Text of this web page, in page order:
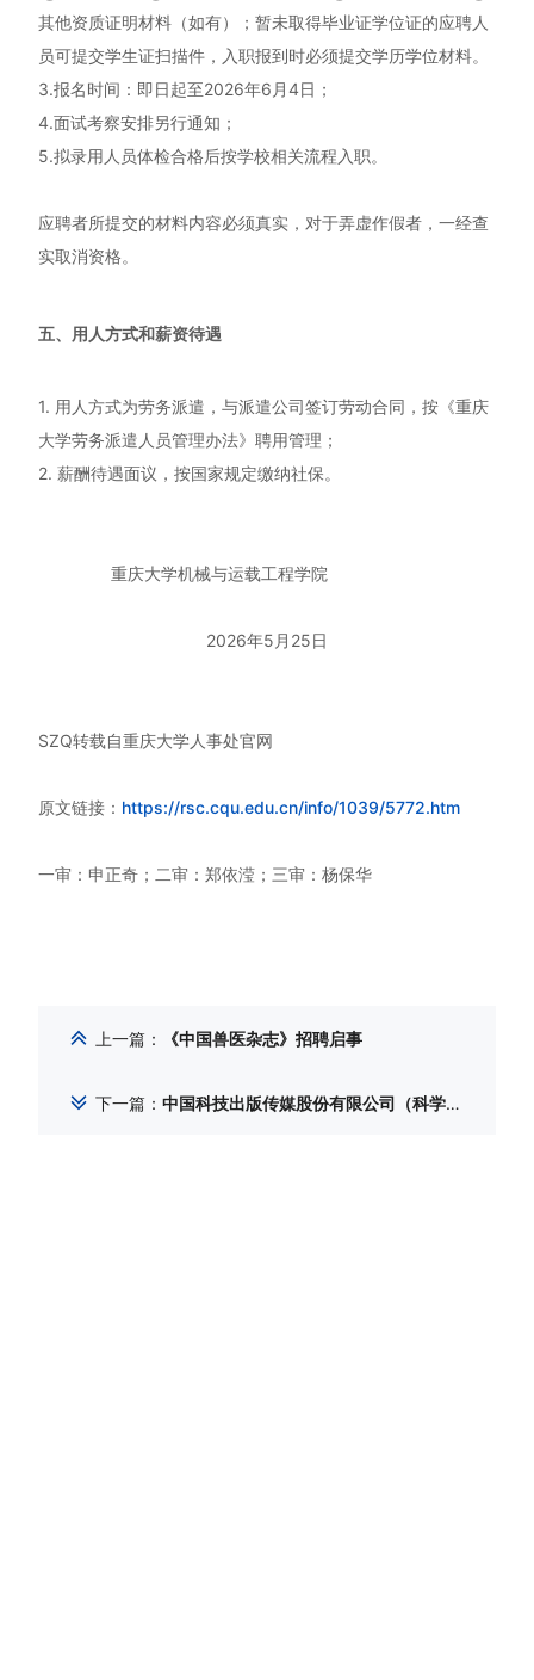
其他资质证明材料（如有）；暂未取得毕业证学位证的应聘人
员可提交学生证扫描件，入职报到时必须提交学历学位材料。
3.报名时间：即日起至2026年6月4日；
4.面试考察安排另行通知；
5.拟录用人员体检合格后按学校相关流程入职。
应聘者所提交的材料内容必须真实，对于弄虚作假者，一经查
实取消资格。
五、用人方式和薪资待遇
1. 用人方式为劳务派遣，与派遣公司签订劳动合同，按《重庆
大学劳务派遣人员管理办法》聘用管理；
2. 薪酬待遇面议，按国家规定缴纳社保。
重庆大学机械与运载工程学院
2026年5月25日
SZQ转载自重庆大学人事处官网
原文链接： https://rsc.cqu.edu.cn/info/1039/5772.htm
一审：申正奇；二审：郑依滢；三审：杨保华
上一篇 ： 《中国兽医杂志》招聘启事
下一篇 ： 中国科技出版传媒股份有限公司（科学出版社）管理岗位公开选聘公告